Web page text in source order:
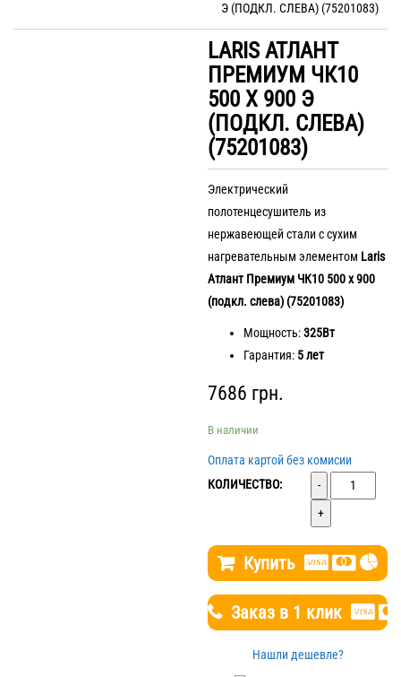
Э (ПОДКЛ. СЛЕВА) (75201083)
LARIS АТЛАНТ
ПРЕМИУМ ЧК10
500 Х 900 Э
(ПОДКЛ. СЛЕВА)
(75201083)
Электрический
полотенцесушитель из
нержавеющей стали с сухим
нагревательным элементом Laris
Атлант Премиум ЧК10 500 х 900
(подкл. слева) (75201083)
Мощность:325Вт
Гарантия: 5 лет
7686 грн.
В наличии
Оплата картой без комисии
КОЛИЧЕСТВО:
Количество
Купить
Заказ в 1 клик
Нашли дешевле?